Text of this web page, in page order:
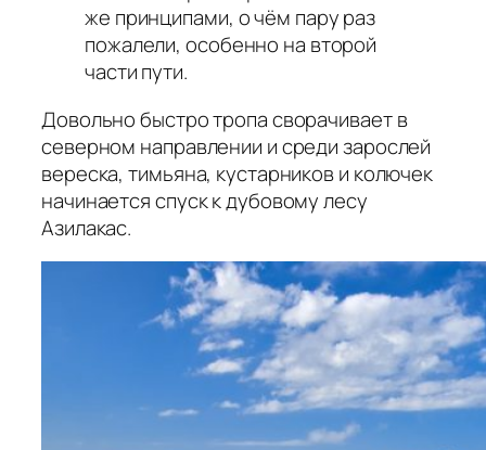
же принципами, о чём пару раз
пожалели, особенно на второй
части пути.
Довольно быстро тропа сворачивает в
северном направлении и среди зарослей
вереска, тимьяна, кустарников и колючек
начинается спуск к дубовому лесу
Азилакас.